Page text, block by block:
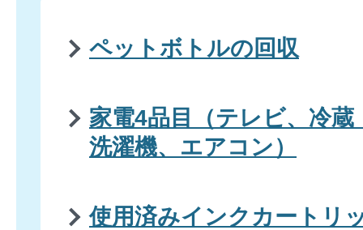
ペットボトルの回収
家電4品目（テレビ、冷蔵
洗濯機、エアコン）
使用済みインクカートリ